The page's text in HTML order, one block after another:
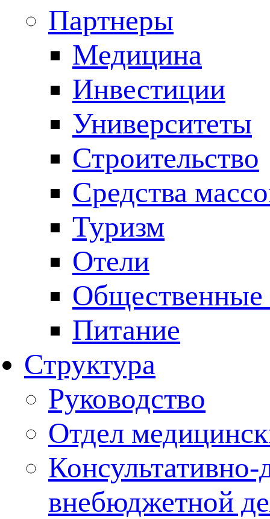
Партнеры
Медицина
Инвестиции
Университеты
Строительство
Средства
Туризм
Отели
Общественные
Питание
Структура
Руководство
Отдел
Консультативно-
внебюджетной